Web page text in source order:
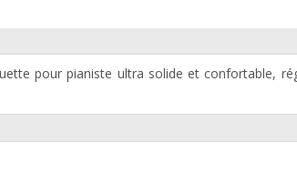
pour pianiste ultra solide et confortable,